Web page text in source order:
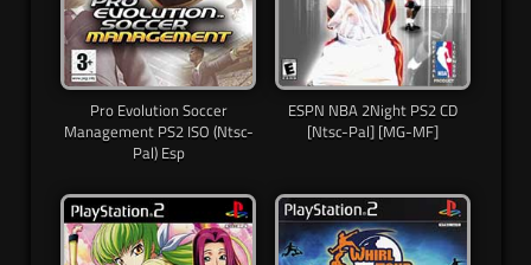
Pro Evolution Soccer
Management PS2 ISO (Ntsc-
Pal) Esp
ESPN NBA 2Night PS2 CD
[Ntsc-Pal] [MG-MF]